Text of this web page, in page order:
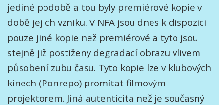
jediné podobě a tou byly premiérové kopie v
době jejich vzniku. V NFA jsou dnes k dispozici
pouze jiné kopie než premiérové a tyto jsou
stejně již postiženy degradací obrazu vlivem
působení zubu času. Tyto kopie lze v klubových
kinech (Ponrepo) promítat filmovým
projektorem. Jiná autenticita než je současný